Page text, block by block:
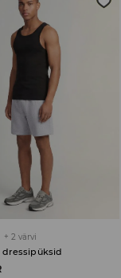
+ 2 värvi
dressipüksid